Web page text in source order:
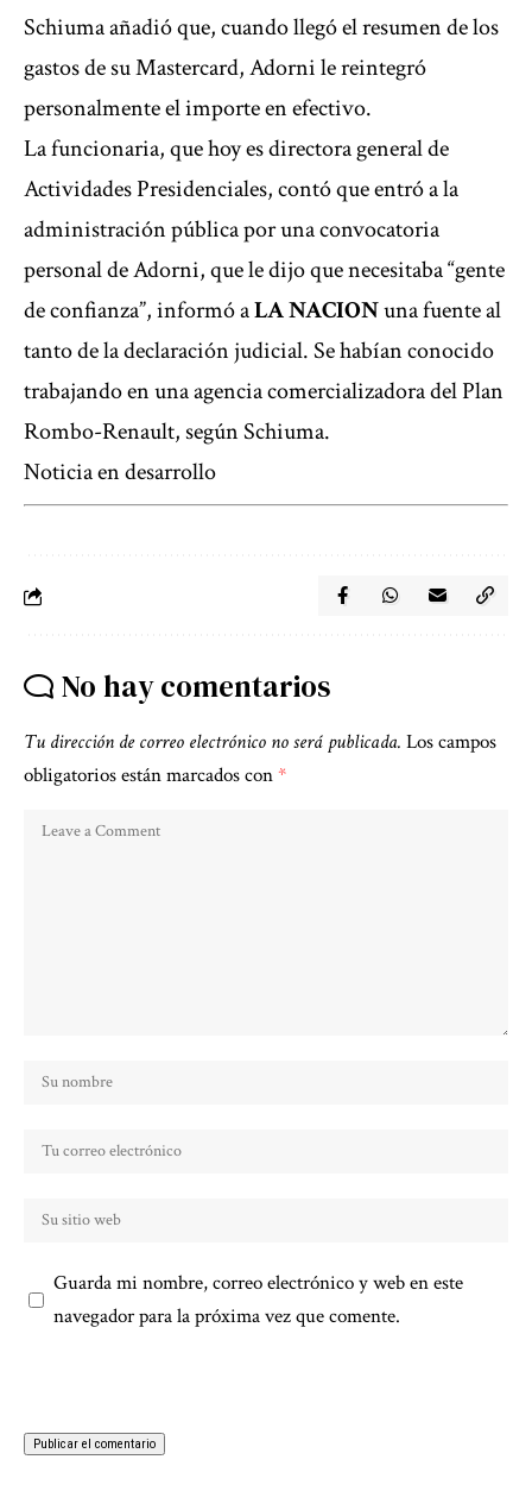
Schiuma añadió que, cuando llegó el resumen de los
gastos de su Mastercard, Adorni le reintegró
personalmente el importe en efectivo.
La funcionaria, que hoy es directora general de
Actividades Presidenciales, contó que entró a la
administración pública por una convocatoria
personal de Adorni, que le dijo que necesitaba “gente
de confianza”, informó aLA NACIONuna fuente al
tanto de la declaración judicial. Se habían conocido
trabajando en una agencia comercializadora del Plan
Rombo-Renault, según Schiuma.
Noticia en desarrollo
No hay comentarios
Tu dirección de correo electrónico no será publicada. Los campos
obligatorios están marcados con*
Guarda mi nombre, correo electrónico y web en este
navegador para la próxima vez que comente.